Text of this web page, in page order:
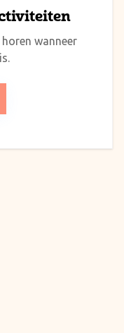
wanneer